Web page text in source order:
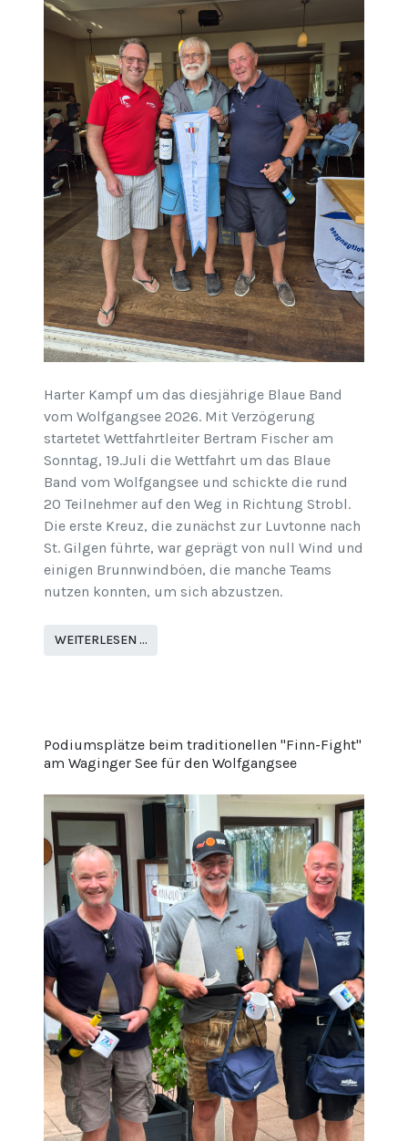
Harter Kampf um das diesjährige Blaue Band
vom Wolfgangsee 2026. Mit Verzögerung
startetet Wettfahrtleiter Bertram Fischer am
Sonntag, 19.Juli die Wettfahrt um das Blaue
Band vom Wolfgangsee und schickte die rund
20 Teilnehmer auf den Weg in Richtung Strobl.
Die erste Kreuz, die zunächst zur Luvtonne nach
St. Gilgen führte, war geprägt von null Wind und
einigen Brunnwindböen, die manche Teams
nutzen konnten, um sich abzustzen.
WEITERLESEN …
Podiumsplätze beim traditionellen "Finn-Fight"
am Waginger See für den Wolfgangsee